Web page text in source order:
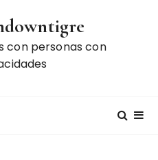
con personas con